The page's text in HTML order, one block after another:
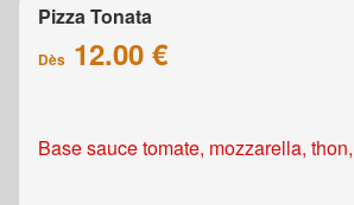
Pizza Tonata
Dès 12.00 €
Base sauce tomate, mozzarella,